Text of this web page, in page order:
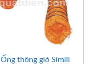
Ống thông gió Simili